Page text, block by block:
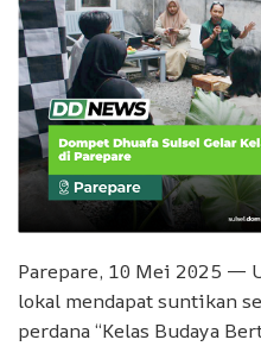
Parepare, 10 Mei 2025 —
lokal mendapat suntikan
perdana “Kelas Budaya